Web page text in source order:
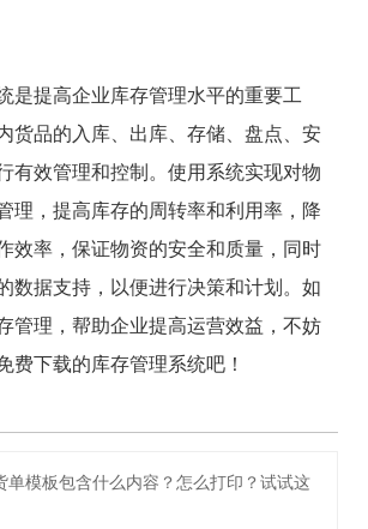
是提高企业库存管理水平的重要工
货品的入库、出库、存储、盘点、安
有效管理和控制。使用系统实现对物
理，提高库存的周转率和利用率，降
效率，保证物资的安全和质量，同时
数据支持，以便进行决策和计划。如
管理，帮助企业提高运营效益，不妨
费下载的库存管理系统吧！
单模板包含什么内容？怎么打印？试试这